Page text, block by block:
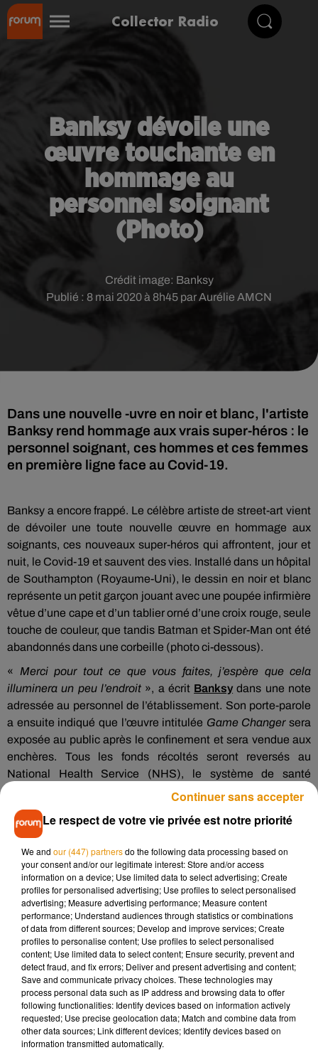
Collector Radio
Banksy dévoile une
œuvre touchante en
hommage au
personnel soignant
(Photo)
Publié : 8 mai 2020 à 8h45 par Aurélie AMCN
Crédit image: Banksy
Dans une nouvelle -uvre en noir et blanc, l'artiste
Banksy rend hommage aux vrais super-héros : le
personnel soignant, ces hommes et ces femmes
en première ligne face au Covid-19.
Banksy a encore frappé. Le célèbre artiste de street-art vient
de dévoiler une toute nouvelle œuvre en hommage aux
soignants, ces nouveaux super-héros qui affrontent, jour et
nuit, le Covid-19 et sauvent des vies. Installé dans un hôpital
de Southampton (Royaume-Uni), le dessin en noir et blanc
représente un petit garçon jouant avec une poupée infirmière
vêtue d’une cape et d’un tablier orné d’une croix rouge, seule
touche de couleur, que tandis Batman et Spider-Man ont été
abandonnés dans une corbeille (photo ci-dessous).
« Merci pour tout ce que vous faites, j’espère que cela
illuminera un peu l’endroit», a écrit Banksy dans une note
adressée au personnel de l’établissement. Son porte-parole
a ensuite indiqué que l’œuvre intitulée Game Changersera
exposée au public après le confinement et sera vendue aux
enchères. Tous les fonds récoltés seront reversés au
National Health Service (NHS), le système de santé
Voir cette publication sur Instagram
. . Game Changer
Le respect de votre vie privée est notre priorité
We and our (447) partnersdo the following data processing based on
your consent and/or our legitimate interest: Store and/or access
information on a device; Use limited data to select advertising; Create
profiles for personalised advertising; Use profiles to select personalised
advertising; Measure advertising performance; Measure content
performance; Understand audiences through statistics or combinations
of data from different sources; Develop and improve services; Create
profiles to personalise content; Use profiles to select personalised
content; Use limited data to select content; Ensure security, prevent and
detect fraud, and fix errors; Deliver and present advertising and content;
Save and communicate privacy choices. These technologies may
process personal data such as IP address and browsing data to offer
following functionalities: Identify devices based on information actively
requested; Use precise geolocation data; Match and combine data from
other data sources; Link different devices; Identify devices based on
information transmitted automatically.
Continuer sans accepter